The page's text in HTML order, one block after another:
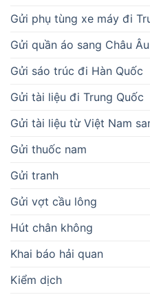
Gửi phụ tùng xe máy đi
Gửi quần áo sang Châu Âu
Gửi sáo trúc đi Hàn Quốc
Gửi tài liệu đi Trung Quốc
Gửi tài liệu từ Việt Nam
Gửi thuốc nam
Gửi tranh
Gửi vợt cầu lông
Hút chân không
Khai báo hải quan
Kiểm dịch